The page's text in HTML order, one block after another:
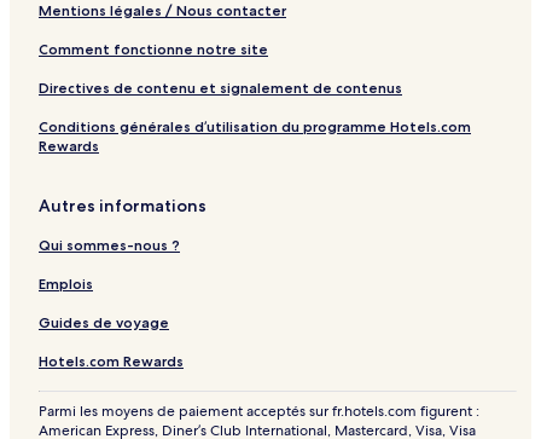
Mentions légales / Nous contacter
Comment fonctionne notre site
Directives de contenu et signalement de contenus
Conditions générales d’utilisation du programme Hotels.com
Rewards
Autres informations
Qui sommes-nous ?
Emplois
Guides de voyage
Hotels.com Rewards
Parmi les moyens de paiement acceptés sur fr.hotels.com figurent :
American Express, Diner’s Club International, Mastercard, Visa, Visa